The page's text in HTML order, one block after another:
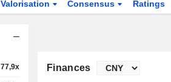
Valorisation Consensus Ratings
77,9x Finances